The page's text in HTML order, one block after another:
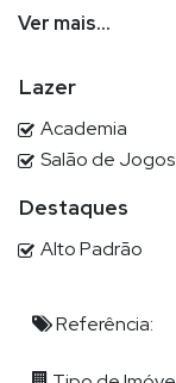
recém-entregue,
espaço de
compartilhada.
POR QUE
compra, venda,
Ver mais...
Lazer
Academia
Salão de Jogos
Destaques
Alto Padrão
Referência: